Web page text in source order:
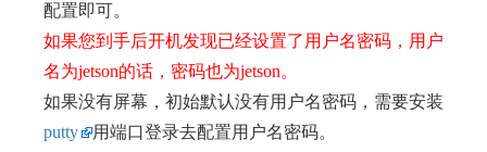
配置即可。
如果您到手后开机发现已经设置了用户名密码，用户
名为jetson的话，密码也为jetson。
如果没有屏幕，初始默认没有用户名密码，需要安装
putty
用端口登录去配置用户名密码。